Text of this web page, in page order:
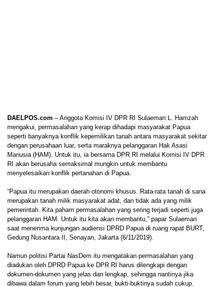
DAELPOS.com – Anggota Komisi IV DPR RI Sulaeman L. Hamzah
mengakui, permasalahan yang kerap dihadapi masyarakat Papua
seperti banyaknya konflik kepemilikan tanah antara masyarakat sekitar
dengan perusahaan luar, serta maraknya pelanggaran Hak Asasi
Manusia (HAM). Untuk itu, ia bersama DPR RI melalui Komisi IV DPR
RI akan berusaha semaksimal mungkin untuk membantu
menyelesaikan konflik pertanahan di Papua.
“Papua itu merupakan daerah otonomi khusus. Rata-rata tanah di sana
merupakan tanah milik masyarakat adat, dan tidak ada yang milik
pemerintah. Kita paham permasalahan yang sering terjadi seperti juga
pelanggaran HAM. Untuk itu kita akan membantu,” papar Sulaeman
saat menerima kunjungan audiensi DPRD Papua di ruang rapat BURT,
Gedung Nusantara II, Senayan, Jakarta (6/11/2019).
Namun politisi Partai NasDem itu mengatakan permasalahan yang
diadukan oleh DPRD Papua ke DPR RI harus dilengkapi dengan
dokumen-dokumen yang jelas dan lengkap, sehingga nantinya jika
dibawa dalam forum yang lebih besar, bukti-buktinya sudah cukup.